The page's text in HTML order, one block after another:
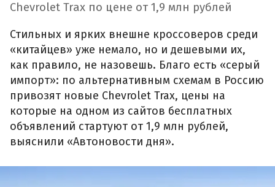
Chevrolet Trax по цене от 1,9 млн рублей
Стильных и ярких внешне кроссоверов среди
«китайцев» уже немало, но и дешевыми их,
как правило, не назовешь. Благо есть «серый
импорт»: по альтернативным схемам в Россию
привозят новые Chevrolet Trax, цены на
которые на одном из сайтов бесплатных
объявлений стартуют от 1,9 млн рублей,
выяснили «Автоновости дня».